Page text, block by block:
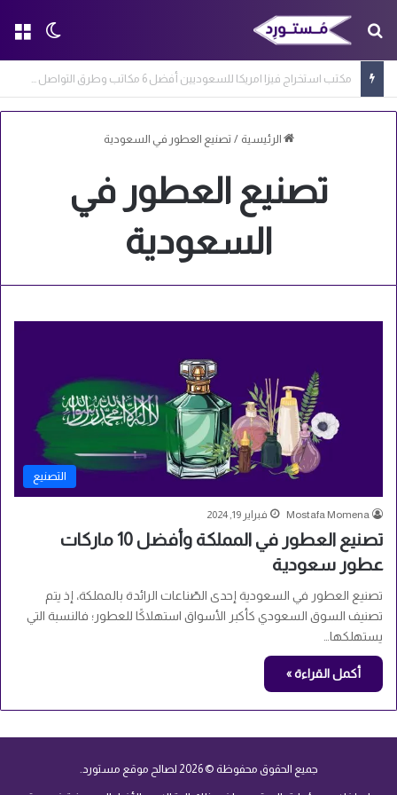
الوضع بحث عن
مكتب استخراج فيزا امريكا للسعوديين أفضل 6 مكاتب وطرق التواصل معها
الرئيسية / تصنيع العطور في السعودية
تصنيع العطور في
السعودية
التصنيع
Mostafa Momena فبراير 19, 2024
تصنيع العطور في المملكة وأفضل 10 ماركات
عطور سعودية
تصنيع العطور في السعودية إحدى الصّناعات الرائدة بالمملكة، إذ يتم
تصنيف السوق السعودي كأكبر الأسواق استهلاكًا للعطور؛ فالنسبة التي
يستهلكها…
أكمل القراءة »
جميع الحقوق محفوظة © 2026 لصالح موقع مستورد.